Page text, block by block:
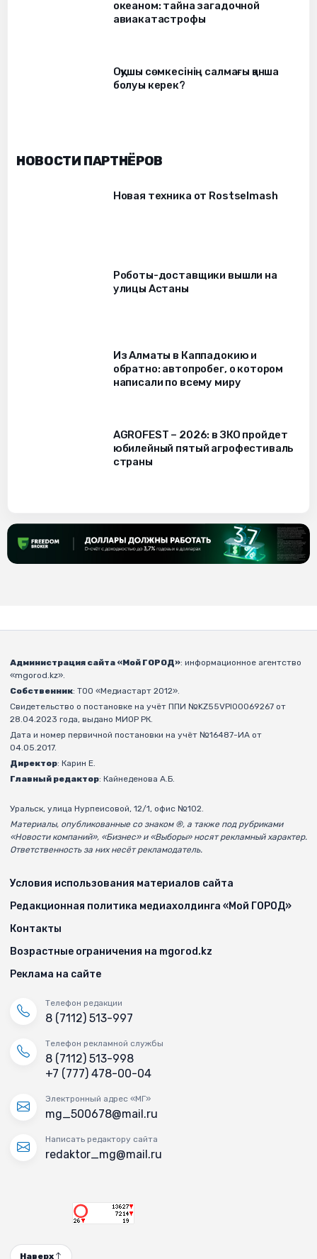
океаном: тайна загадочной
авиакатастрофы
Оқушы сөмкесінің салмағы қанша
болуы керек?
НОВОСТИ ПАРТНЁРОВ
Новая техника от Rostselmash
Роботы-доставщики вышли на
улицы Астаны
Из Алматы в Каппадокию и
обратно: автопробег, о котором
написали по всему миру
AGROFEST – 2026: в ЗКО пройдет
юбилейный пятый агрофестиваль
страны
Администрация сайта «Мой ГОРОД»: информационное агентство
«mgorod.kz».
Собственник: ТОО «Медиастарт 2012».
Свидетельство о постановке на учёт ППИ №KZ55VPI00069267 от
28.04.2023 года, выдано МИОР РК.
Дата и номер первичной постановки на учёт №16487-ИА от
04.05.2017.
Директор: Карин Е.
Главный редактор: Кайнеденова А.Б.
Уральск, улица Нурпеисовой, 12/1, офис №102.
Материалы, опубликованные со знаком ®, а также под рубриками
«Новости компаний», «Бизнес» и «Выборы» носят рекламный характер.
Ответственность за них несёт рекламодатель.
Условия использования материалов сайта
Редакционная политика медиахолдинга «Мой ГОРОД»
Контакты
Возрастные ограничения на mgorod.kz
Реклама на сайте
Телефон редакции
8 (7112) 513-997
Телефон рекламной службы
8 (7112) 513-998
+7 (777) 478-00-04
Электронный адрес «МГ»
mg_500678@mail.ru
Написать редактору сайта
redaktor_mg@mail.ru
Наверх